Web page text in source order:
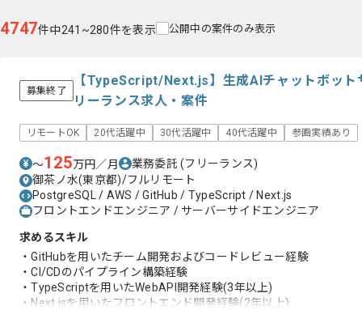
4747件中241~280件を表示 公開中の案件のみ表示
募集終了
【TypeScript/Next.js】生成AIチャットボット
リーランス求人・案件
リモートOK 20代活躍中 30代活躍中 40代活躍中 参画実績あり
〜125万円／月 業務委託(フリーランス)
御茶ノ水(東京都)/フルリモート
PostgreSQL / AWS / GitHub / TypeScript / Next.js
フロントエンドエンジニア / サーバーサイドエンジニア
求めるスキル
・GitHubを用いたチーム開発およびコードレビュー経験
・CI/CDのパイプライン構築経験
・TypeScriptを用いたWebAPI開発経験(3年以上)
・Next.jsを用いたフロントエンド開発経験(2年以上)